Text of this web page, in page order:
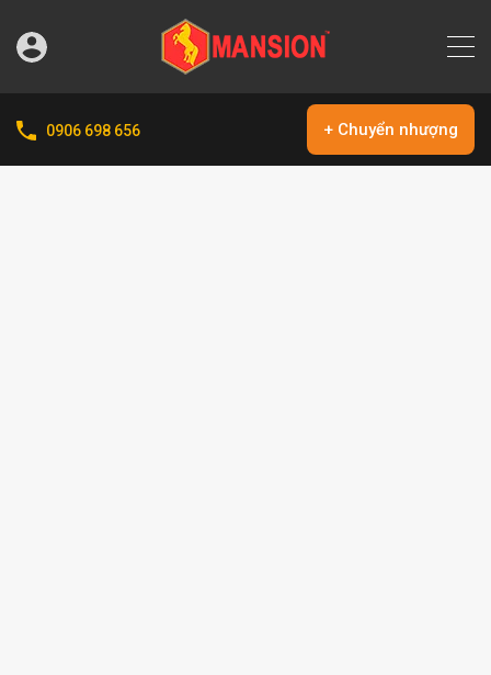
0906 698 656 + Chuyển nhượng